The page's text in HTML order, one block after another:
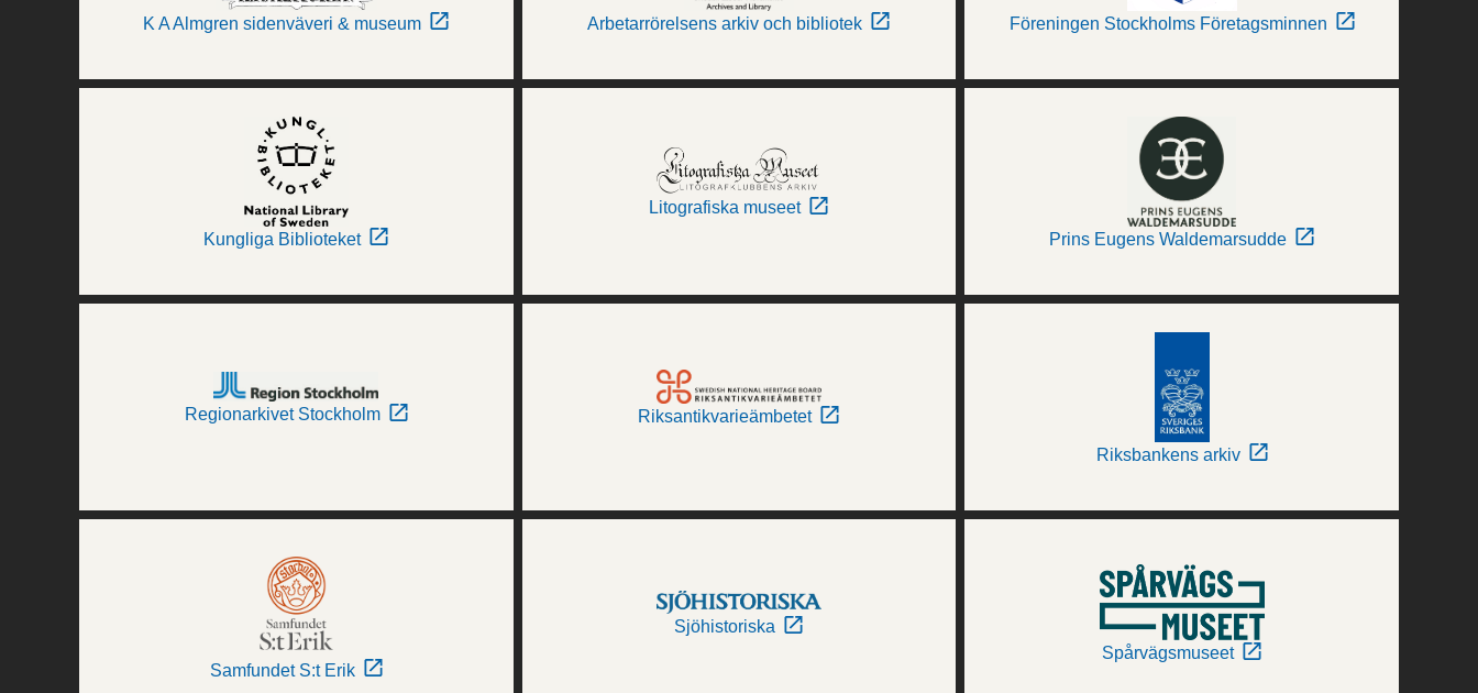
K A Almgren sidenväveri & museum Arbetarrörelsens arkiv och bibliotek Föreningen Stockholms Företagsminnen
Kungliga Biblioteket
Litografiska museet
Prins Eugens Waldemarsudde
Regionarkivet Stockholm Riksantikvarieämbetet
Riksbankens arkiv
Samfundet S:t Erik
Sjöhistoriska
Spårvägsmuseet